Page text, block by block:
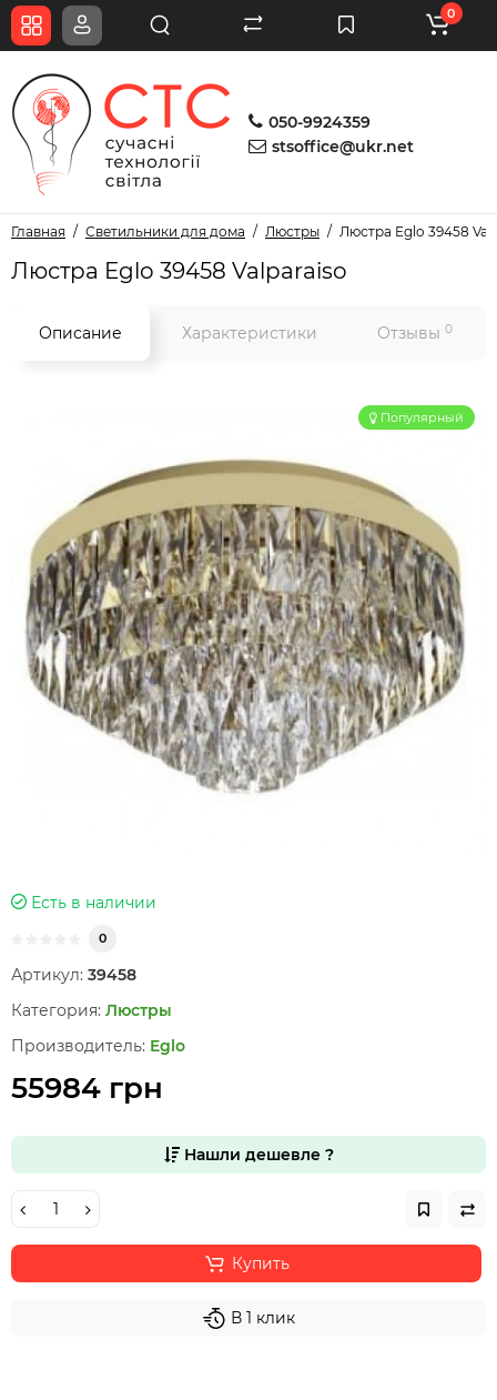
050-9924359
stsoffice@ukr.net
0
Главная Светильники для дома Люстры Люстра Eglo 39458
Люстра Eglo 39458 Valparaiso
Описание Характеристики Отзывы 0
Популярный
Есть в наличии
0
Артикул: 39458
Категория: Люстры
Производитель: Eglo
55984 грн
Нашли дешевле ?
Купить
В 1 клик